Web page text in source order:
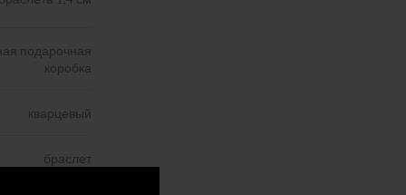
подарочная
коробка
кварцевый
браслет